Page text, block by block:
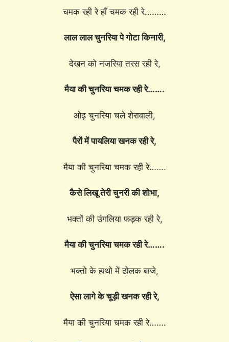
चमक रही रे हाँ चमक रही रे………
लाल लाल चुनरिया पे गोटा किनारी,
देखन को नजरिया तरस रही रे,
मैया की चुनरिया चमक रही रे…….
ओढ़ चुनरिया चले शेरावाली,
पैरों में पायलिया खनक रही रे,
मैया की चुनरिया चमक रही रे…….
कैसे लिखू तेरी चुनरी की शोभा,
भक्तों की उंगलिया फड़क रही रे,
मैया की चुनरिया चमक रही रे…….
भक्तो के हाथो में ढोलक बाजे,
ऐसा लागे के चूड़ी खनक रही रे,
मैया की चुनरिया चमक रही रे…….